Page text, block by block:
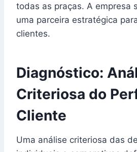
todas as praças. A empresa
uma parceira estratégica
clientes.
Diagnóstico:
Criteriosa do
Cliente
Uma análise criteriosa das